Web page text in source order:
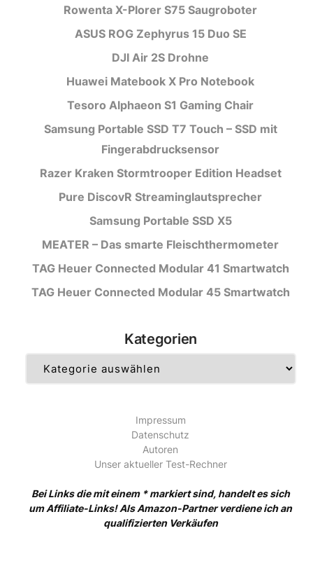
Rowenta X-Plorer S75 Saugroboter
ASUS ROG Zephyrus 15 Duo SE
DJI Air 2S Drohne
Huawei Matebook X Pro Notebook
Tesoro Alphaeon S1 Gaming Chair
Samsung Portable SSD T7 Touch – SSD mit
Fingerabdrucksensor
Razer Kraken Stormtrooper Edition Headset
Pure DiscovR Streaminglautsprecher
Samsung Portable SSD X5
MEATER – Das smarte Fleischthermometer
TAG Heuer Connected Modular 41 Smartwatch
TAG Heuer Connected Modular 45 Smartwatch
Kategorien
Impressum
Datenschutz
Autoren
Unser aktueller Test-Rechner
Bei Links die mit einem * markiert sind, handelt es sich
um Affiliate-Links! Als Amazon-Partner verdiene ich an
qualifizierten Verkäufen